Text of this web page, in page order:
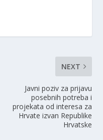
NEXT
Javni poziv za prijavu
posebnih potreba i
projekata od interesa za
Hrvate izvan Republike
Hrvatske